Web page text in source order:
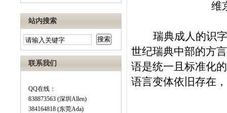
站内搜索
联系我们
QQ在线：
838873563 (深圳Allen)
384164818 (东莞Ada)
维
瑞典成人的识字
世纪瑞典中部的方
语是统一且标准化
语言变体依旧存在